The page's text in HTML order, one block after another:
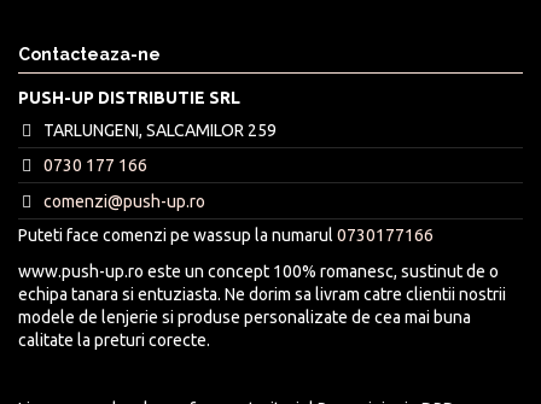
Contacteaza-ne
PUSH-UP DISTRIBUTIE SRL
TARLUNGENI, SALCAMILOR 259
0730 177 166
comenzi@push-up.ro
Puteti face comenzi pe wassup la numarul 0730177166
www.push-up.ro este un concept 100% romanesc, sustinut de o
echipa tanara si entuziasta. Ne dorim sa livram catre clientii nostrii
modele de lenjerie si produse personalizate de cea mai buna
calitate la preturi corecte.